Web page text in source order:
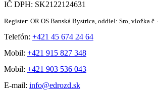
IČ DPH: SK2122124631
Register: OR OS Banská Bystrica, oddiel: Sro, vložka č.
Telefón: +421 45 674 24 64
Mobil: +421 915 827 348
Mobil: +421 903 536 043
E-mail: info@edrozd.sk